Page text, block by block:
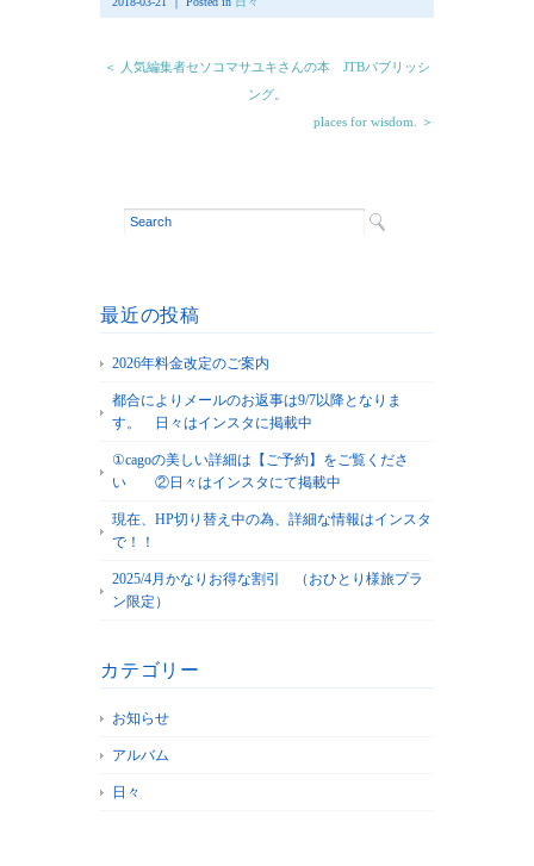
＜ 人気編集者セソコマサユキさんの本 JTBパブリッシ
ング。
places for wisdom. ＞
最近の投稿
2026年料金改定のご案内
都合によりメールのお返事は9/7以降となりま
す。 日々はインスタに掲載中
①cagoの美しい詳細は【ご予約】をご覧くださ
い ②日々はインスタにて掲載中
現在、HP切り替え中の為、詳細な情報はインスタ
で！！
2025/4月かなりお得な割引 （おひとり様旅プラ
ン限定）
カテゴリー
お知らせ
アルバム
日々